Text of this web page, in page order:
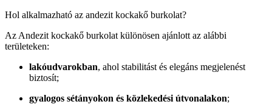
Hol alkalmazható az andezit kockakő burkolat?
Az Andezit kockakő burkolat különösen ajánlott az alábbi
területeken:
lakóudvarokban, ahol stabilitást és elegáns megjelenést
biztosít;
gyalogos sétányokon és közlekedési útvonalakon;